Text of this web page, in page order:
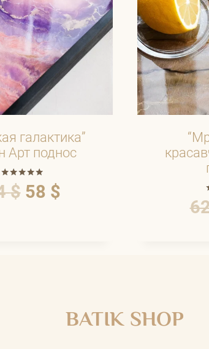
галактика”
Арт поднос
Оценка
5.00
из 5
$ 58 $
BATIK SHOP